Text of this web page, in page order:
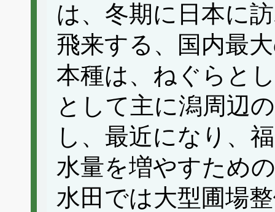
は、冬期に日本に
飛来する、国内最
本種は、ねぐらと
として主に潟周辺
し、最近になり、
水量を増やすため
水田では大型圃場